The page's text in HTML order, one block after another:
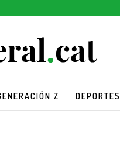
Z DEPORTES